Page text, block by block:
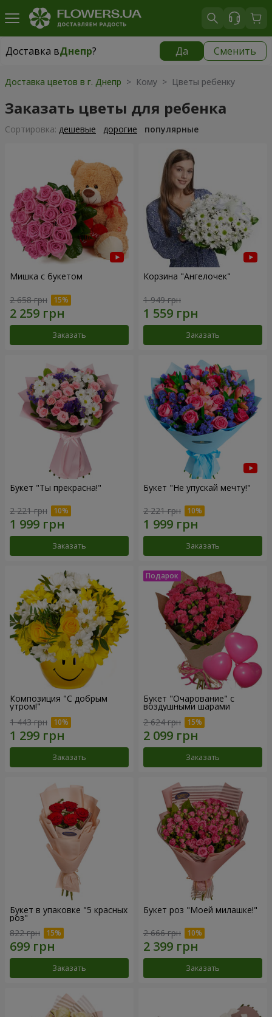
Доставка вДнепр? Да Сменить
Доставка вДнепр|
Доставка цветов в г. Днепр > Кому > Цветы ребенку
Заказать цветы для ребенка
Cортировка: дешевые дорогие популярные
Мишка с букетом
2 658 грн
Заказать
Корзина "Ангелочек"
1 949 грн
Заказать
Букет "Ты прекрасна!"
2 221 грн
Заказать
Букет "Не упускай мечту!"
2 221 грн
Заказать
Композиция "С добрым
утром!"
1 443 грн
Заказать
Букет "Очарование" с
воздушными шарами
2 624 грн
Заказать
Букет в упаковке "5 красных
роз"
822 грн
Заказать
Букет роз "Моей милашке!"
2 666 грн
Заказать